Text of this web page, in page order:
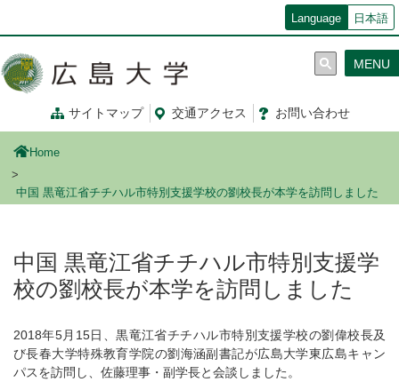
コ
ン
移
Language 日本語
サイトマップ 交通アクセス お問い合わせ
MENU
Home
中国 黒竜江省チチハル市特別支援学校の劉校長が本学を訪問しました
中国 黒竜江省チチハル市特別支援学
校の劉校長が本学を訪問しました
2018年5月15日、黒竜江省チチハル市特別支援学校の劉偉校長及
び長春大学特殊教育学院の劉海涵副書記が広島大学東広島キャン
パスを訪問し、佐藤理事・副学長と会談しました。